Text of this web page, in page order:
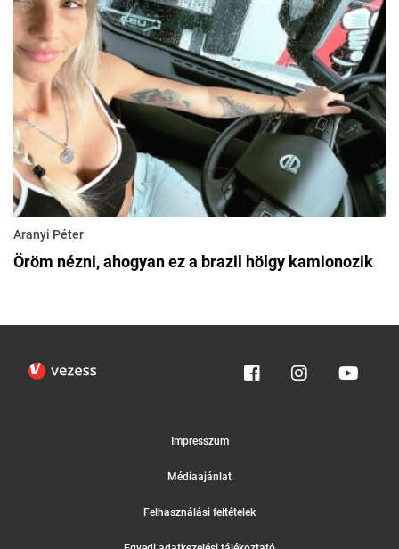
Aranyi Péter
Öröm nézni, ahogyan ez a brazil hölgy kamionozik
Impresszum
Médiaajánlat
Felhasználási feltételek